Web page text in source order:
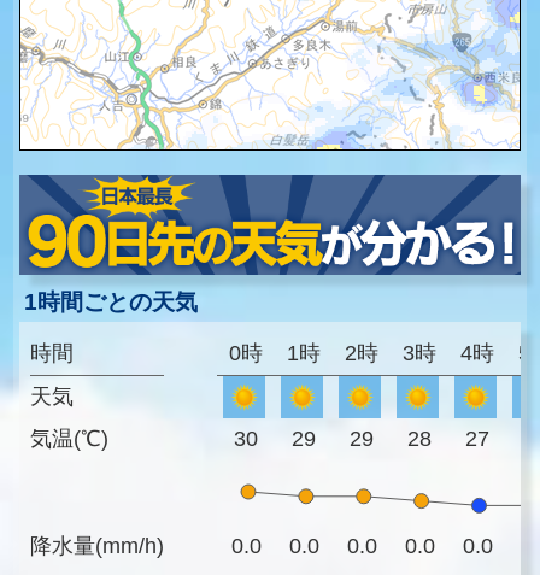
1時間ごとの天気
時間
天気
気温(℃)
降水量(mm/h)
0時 1時 2時 3時 4時 5
30 29 29 28 27
0.0 0.0 0.0 0.0 0.0